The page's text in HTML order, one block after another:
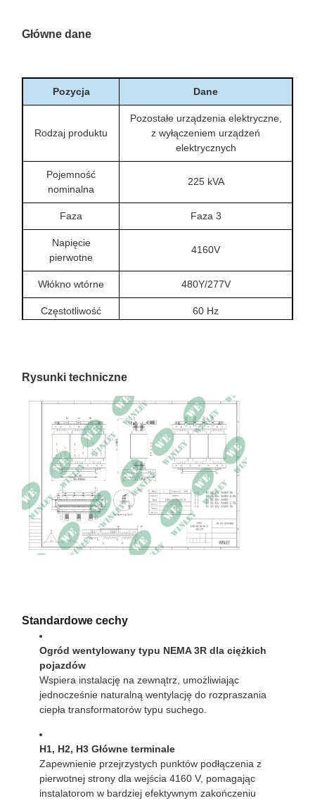
Główne dane
Pozycja Dane
Rodzaj produktu
Pozostałe urządzenia elektryczne,
z wyłączeniem urządzeń
elektrycznych
Pojemność
nominalna
225 kVA
Faza Faza 3
Napięcie
pierwotne
4160V
Włókno wtórne 480Y/277V
Częstotliwość 60 Hz
chłodzenia
Materiał
nawijania
Miedź
Klasa izolacji 220°C / klasa C
Wzrost
temperatury
150°C
Impedancja 40,02 proc.
Wymiary 510,18 × 29,53 × 62,99 cali
Rysunki techniczne
Standardowe cechy
Ogród wentylowany typu NEMA 3R dla ciężkich
pojazdów
Wspiera instalację na zewnątrz, umożliwiając
jednocześnie naturalną wentylację do rozpraszania
ciepła transformatorów typu suchego.
H1, H2, H3 Główne terminale
Zapewnienie przejrzystych punktów podłączenia z
pierwotnej strony dla wejścia 4160 V, pomagając
instalatorom w bardziej efektywnym zakończeniu